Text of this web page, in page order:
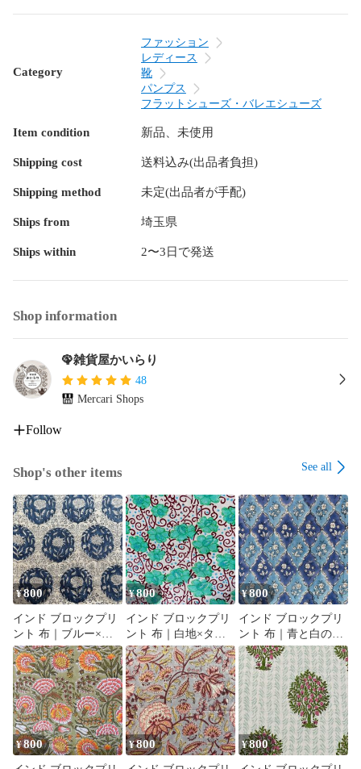
#雑貨屋かいらり #ジュッティ #刺繍靴 #パーヤル付き #白い靴
#インド靴 #民族シューズ #格子模様 #花刺繍 #パティアーラー
Category
ファッション
レディース
靴
パンプス
フラットシューズ・バレエシューズ
Item condition 新品、未使用
Shipping cost 送料込み(出品者負担)
Shipping method 未定(出品者が手配)
Ships from 埼玉県
Ships within 2〜3日で発送
Shop information
🦚雑貨屋かいらり
48
Mercari Shops
Follow
Shop's other items See all
¥800
インド ブロックプリ
ント 布｜ブルー×ホ
ワイト メダリオン花
柄 コットン生地
110cm幅 50cm単位販
売
¥800
インド ブロックプリ
ント 布｜白地×ター
コイズグリーン花と
唐草模様 コットン生
地 110cm幅 50cm単位
販売
¥800
インド ブロックプリ
ント 布｜青と白のシ
ノワズリ風 花柄 コッ
トン生地 110cm幅
50cm単位販売
¥800 ¥800 ¥800